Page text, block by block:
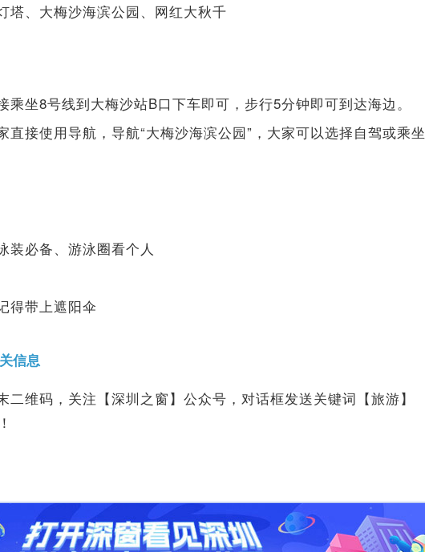
塔、大梅沙海滨公园、网红大秋千
乘坐8号线到大梅沙站B口下车即可，步行5分钟即可到达海边。
直接使用导航，导航“大梅沙海滨公园”，大家可以选择自驾或乘坐
装必备、游泳圈看个人
得带上遮阳伞
信息
二维码，关注【深圳之窗】公众号，对话框发送关键词【旅游】